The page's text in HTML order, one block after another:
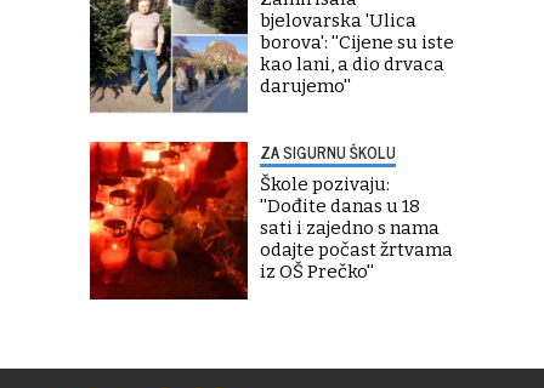
bjelovarska 'Ulica
borova': ''Cijene su iste
kao lani, a dio drvaca
darujemo''
ZA SIGURNU ŠKOLU
Škole pozivaju:
''Dođite danas u 18
sati i zajedno s nama
odajte počast žrtvama
iz OŠ Prečko''